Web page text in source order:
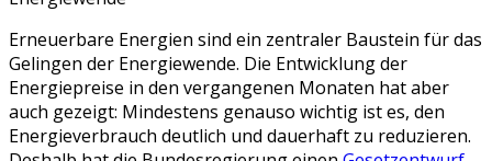
Erneuerbare Energien sind ein zentraler Baustein für das
Gelingen der Energiewende. Die Entwicklung der
Energiepreise in den vergangenen Monaten hat aber
auch gezeigt: Mindestens genauso wichtig ist es, den
Energieverbrauch deutlich und dauerhaft zu reduzieren.